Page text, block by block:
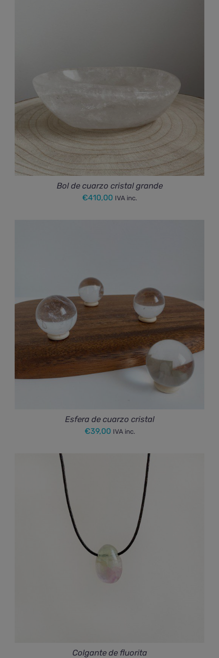
Bol de cuarzo cristal grande
€410,00 IVA inc.
Esfera de cuarzo cristal
€39,00 IVA inc.
Colgante de fluorita